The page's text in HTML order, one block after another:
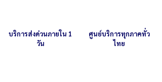
บริการส่งด่วนภายใน 1
วัน
ศูนย์บริการทุกภาคทั่ว
ไทย